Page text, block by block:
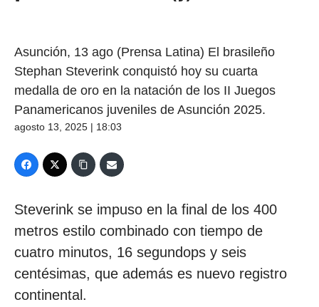
Asunción, 13 ago (Prensa Latina) El brasileño
Stephan Steverink conquistó hoy su cuarta
medalla de oro en la natación de los II Juegos
Panamericanos juveniles de Asunción 2025.
agosto 13, 2025 | 18:03
Steverink se impuso en la final de los 400
metros estilo combinado con tiempo de
cuatro minutos, 16 segundops y seis
centésimas, que además es nuevo registro
continental.